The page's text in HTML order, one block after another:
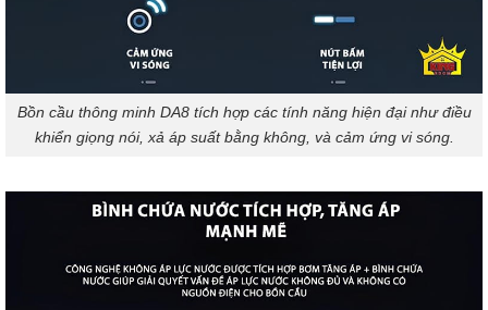
Bồn cầu thông minh DA8 tích hợp các tính năng hiện đại như điều
khiển giọng nói, xả áp suất bằng không, và cảm ứng vi sóng.